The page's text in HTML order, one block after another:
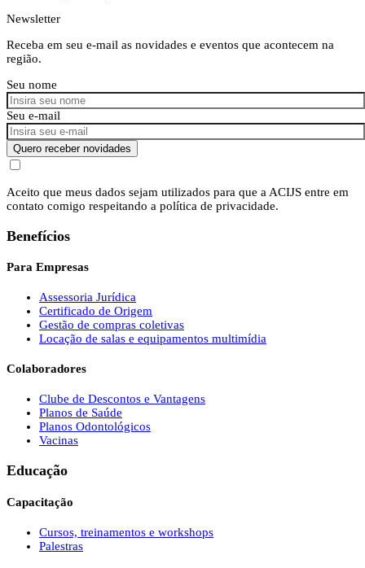
Newsletter
Receba em seu e-mail as novidades e eventos que acontecem na
região.
Seu nome
Seu e-mail
Quero receber novidades
Aceito que meus dados sejam utilizados para que a ACIJS entre em
contato comigo respeitando a política de privacidade.
Benefícios
Para Empresas
Assessoria Jurídica
Certificado de Origem
Gestão de compras coletivas
Locação de salas e equipamentos multimídia
Colaboradores
Clube de Descontos e Vantagens
Planos de Saúde
Planos Odontológicos
Vacinas
Educação
Capacitação
Cursos, treinamentos e workshops
Palestras